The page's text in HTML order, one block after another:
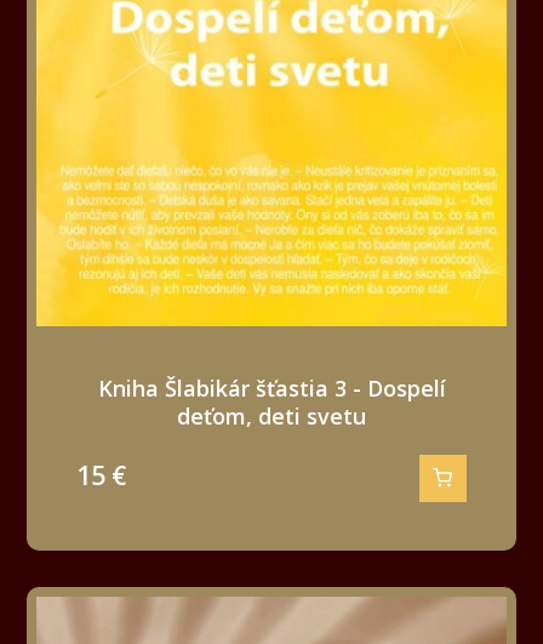
Kniha Šlabikár šťastia 3 - Dospelí
deťom, deti svetu
15€